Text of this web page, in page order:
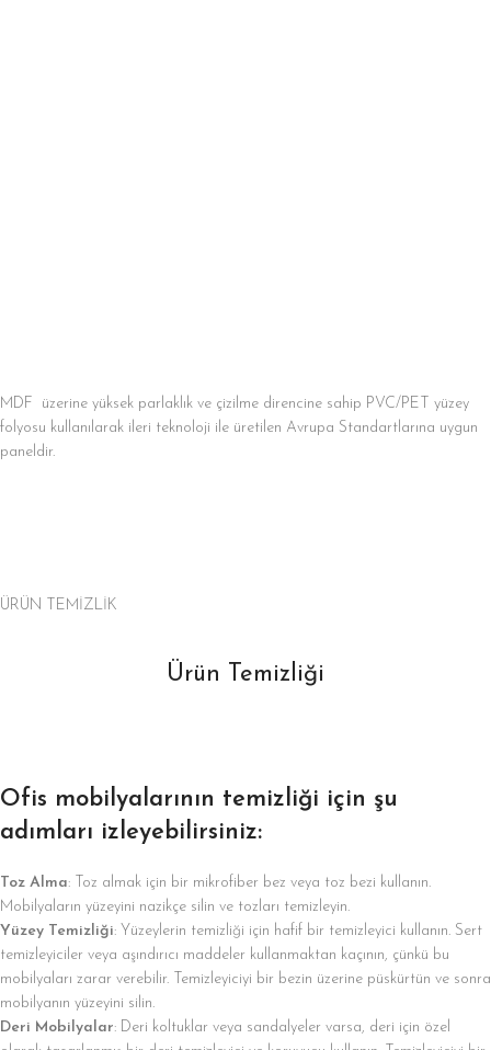
MDF üzerine yüksek parlaklık ve çizilme direncine sahip PVC/PET yüzey
folyosu kullanılarak ileri teknoloji ile üretilen Avrupa Standartlarına uygun
paneldir.
ÜRÜN TEMİZLİK
Ürün Temizliği
Ofis mobilyalarının temizliği için şu
adımları izleyebilirsiniz:
Toz Alma: Toz almak için bir mikrofiber bez veya toz bezi kullanın.
Mobilyaların yüzeyini nazikçe silin ve tozları temizleyin.
Yüzey Temizliği: Yüzeylerin temizliği için hafif bir temizleyici kullanın. Sert
temizleyiciler veya aşındırıcı maddeler kullanmaktan kaçının, çünkü bu
mobilyaları zarar verebilir. Temizleyiciyi bir bezin üzerine püskürtün ve sonra
mobilyanın yüzeyini silin.
Deri Mobilyalar: Deri koltuklar veya sandalyeler varsa, deri için özel